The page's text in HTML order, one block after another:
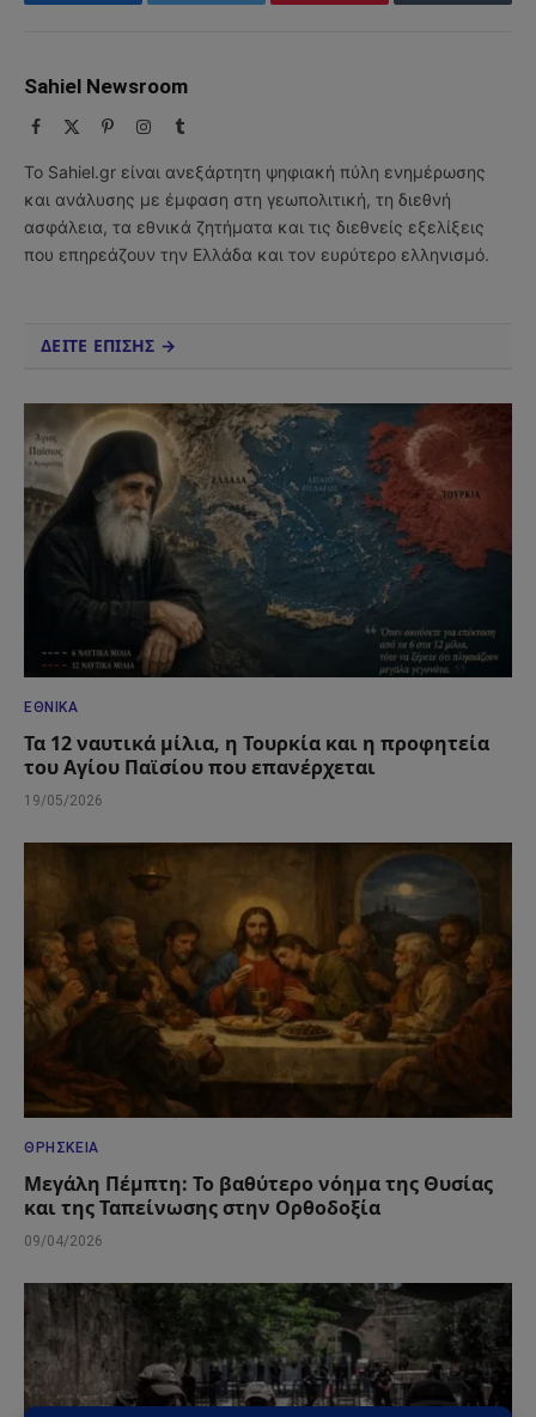
Sahiel Newsroom
Facebook PinterestInstagram
Tumblr
Το Sahiel.gr είναι ανεξάρτητη ψηφιακή πύλη ενημέρωσης
και ανάλυσης με έμφαση στη γεωπολιτική, τη διεθνή
ασφάλεια, τα εθνικά ζητήματα και τις διεθνείς εξελίξεις
που επηρεάζουν την Ελλάδα και τον ευρύτερο ελληνισμό.
ΔΕΙΤΕ ΕΠΙΣΗΣ →
ΕΘΝΙΚΆ
Τα 12 ναυτικά μίλια, η Τουρκία και η προφητεία
του Αγίου Παϊσίου που επανέρχεται
19/05/2026
ΘΡΗΣΚΕΊΑ
Μεγάλη Πέμπτη: Το βαθύτερο νόημα της Θυσίας
και της Ταπείνωσης στην Ορθοδοξία
09/04/2026